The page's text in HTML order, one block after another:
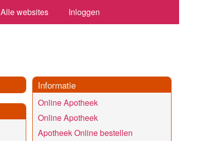
Alle websites Inloggen
Informatie
Online Apotheek
Online Apotheek
Apotheek Online bestellen